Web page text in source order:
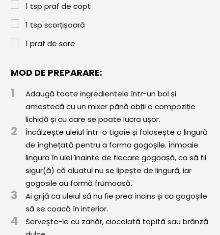
Aluaturi Sărate
Pizza
Rețete cu Carne
Rețete Vegetariene
Salate
Sandwichuri și Wraps
Supe și Ciorbe
Rețete Video
1 tsp praf de copt
1 tsp scorțișoară
1 praf de sare
MOD DE PREPARARE:
1
Adaugă toate ingredientele într-un bol și
amestecă cu un mixer până obții o compoziție
lichidă și cu care se poate lucra ușor.
2
Încălzește uleiul într-o tigaie și folosește o lingură
de înghețată pentru a forma gogoșile. Înmoaie
lingura în ulei înainte de fiecare gogoașă, ca să fii
sigur(ă) că aluatul nu se lipește de lingură, iar
gogosile au formă frumoasă.
3
Ai grijă ca uleiul să nu fie prea încins și ca gogoșile
să se coacă în interior.
4
Servește-le cu zahăr, ciocolată topită sau brânză